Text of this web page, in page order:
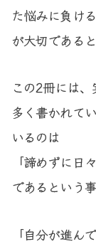
た悩みに負け
が大切である
この2冊には
多く書かれて
いるのは
「諦めずに日
であるという
「自分が進ん